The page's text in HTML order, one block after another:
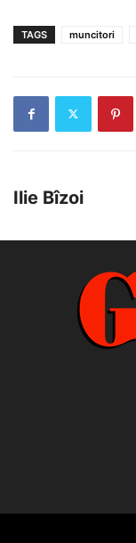
TAGS muncitori
Ilie Bîzoi